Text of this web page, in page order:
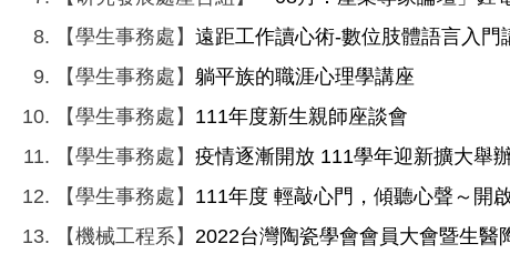
【學生事務處】 遠距工作讀心術-數位肢體語言入門
【學生事務處】 躺平族的職涯心理學講座
【學生事務處】 111年度新生親師座談會
【學生事務處】 疫情逐漸開放 111學年迎新擴大舉
【學生事務處】 111年度 輕敲心門，傾聽心聲～開
【機械工程系】 2022台灣陶瓷學會會員大會暨生醫